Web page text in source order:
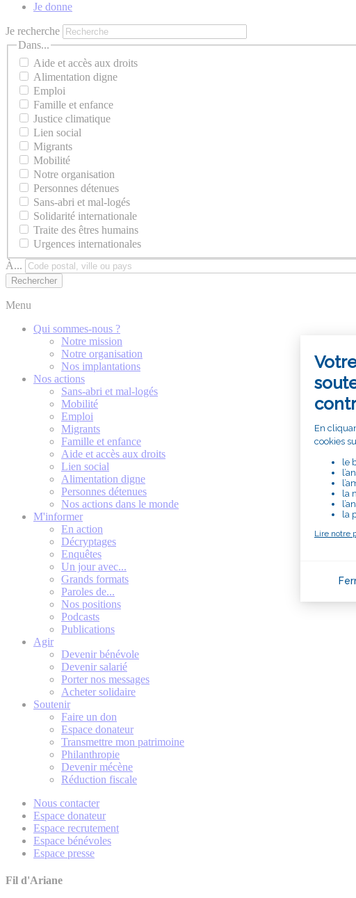
Je donne
Je recherche
Dans...
Aide et accès aux droits
Alimentation digne
Emploi
Famille et enfance
Justice climatique
Lien social
Migrants
Mobilité
Notre organisation
Personnes détenues
Sans-abri et mal-logés
Solidarité internationale
Traite des êtres humains
Urgences internationales
À...
Menu
Qui sommes-nous ?
Notre mission
Notre organisation
Nos implantations
Nos actions
Sans-abri et mal-logés
Mobilité
Emploi
Migrants
Famille et enfance
Aide et accès aux droits
Lien social
Alimentation digne
Personnes détenues
Nos actions dans le monde
M'informer
En action
Décryptages
Enquêtes
Un jour avec...
Grands formats
Paroles de...
Nos positions
Podcasts
Publications
Agir
Devenir bénévole
Devenir salarié
Porter nos messages
Acheter solidaire
Soutenir
Faire un don
Espace donateur
Transmettre mon patrimoine
Philanthropie
Devenir mécène
Réduction fiscale
Nous contacter
Espace donateur
Espace recrutement
Espace bénévoles
Espace presse
Fil d'Ariane